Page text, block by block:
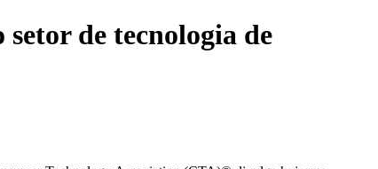
de tecnologia de